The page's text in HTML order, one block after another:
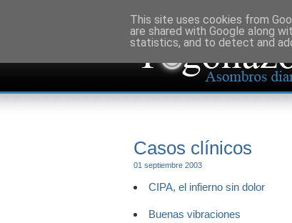
Casos clínicos
01 septiembre 2003
CIPA, el infierno sin dolor
Buenas vibraciones
This site uses cookies from
are shared with Google along
statistics, and to detect and